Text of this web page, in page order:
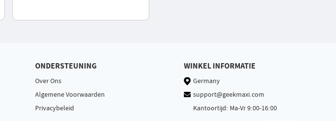
ONDERSTEUNING
Over Ons
Algemene Voorwaarden
Privacybeleid
WINKEL INFORMATIE
Germany
support@geekmaxi.com
Kantoortijd: Ma-Vr 9:00-16:00